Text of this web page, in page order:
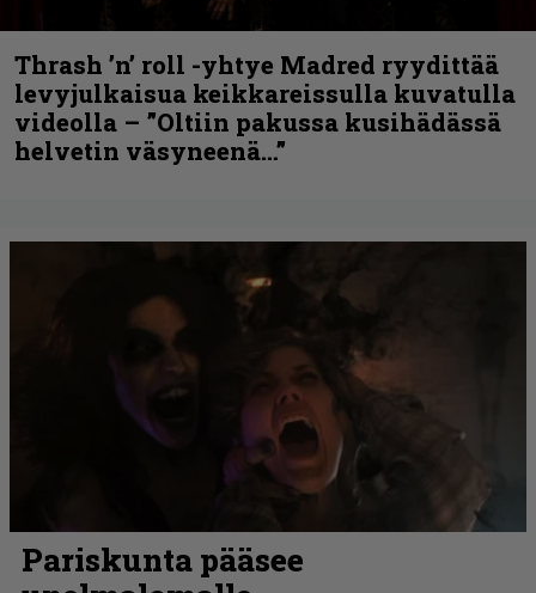
Thrash ’n’ roll -yhtye Madred ryydittää
levyjulkaisua keikkareissulla kuvatulla
videolla – ”Oltiin pakussa kusihädässä
helvetin väsyneenä…”